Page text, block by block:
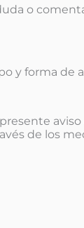
o
forma de
de los